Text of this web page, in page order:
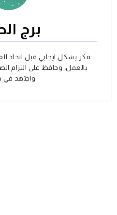
برج
فكر بشكل ايجابي قبل اتخاذ
بالعمل، وحافظ على التزام
واجتهد